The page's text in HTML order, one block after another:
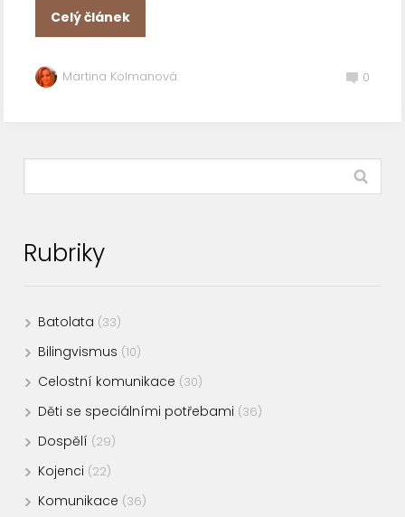
Celý článek
Martina Kolmanová 0
Rubriky
Batolata (33)
Bilingvismus (10)
Celostní komunikace (30)
Děti se speciálními potřebami (36)
Dospělí (29)
Kojenci (22)
Komunikace (36)